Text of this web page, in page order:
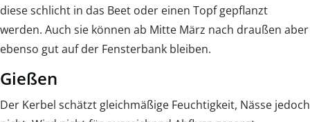
diese schlicht in das Beet oder einen Topf gepflanzt
werden. Auch sie können ab Mitte März nach draußen aber
ebenso gut auf der Fensterbank bleiben.
Gießen
Der Kerbel schätzt gleichmäßige Feuchtigkeit, Nässe jedoch